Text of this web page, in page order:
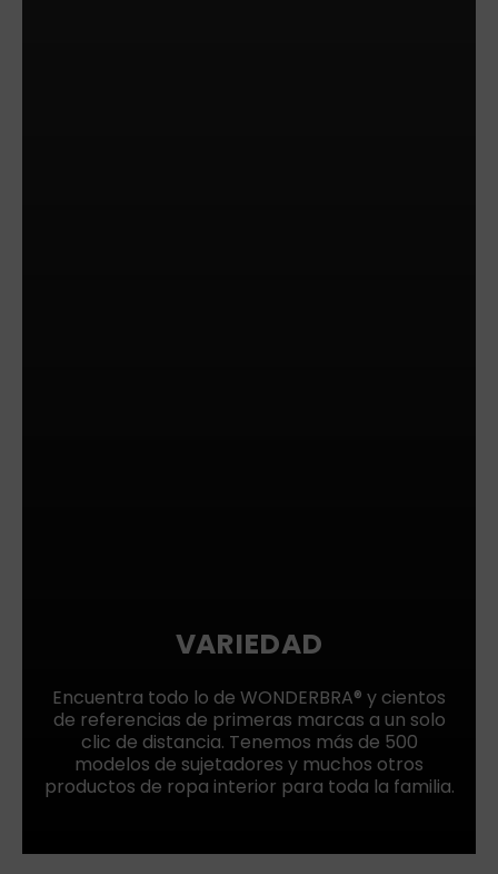
VARIEDAD
Encuentra todo lo de WONDERBRA® y cientos
de referencias de primeras marcas a un solo
clic de distancia. Tenemos más de 500
modelos de sujetadores y muchos otros
productos de ropa interior para toda la familia.